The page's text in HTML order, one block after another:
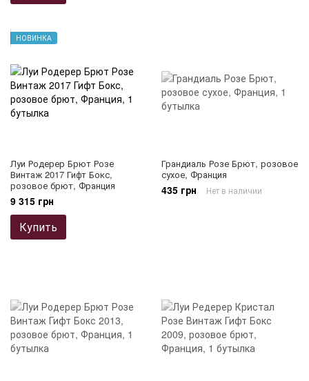
НОВИНКА
Луи Родерер Брют Розе
Винтаж 2017 Гифт Бокс,
розовое брют, Франция
9 315 грн
Купить
Грандиаль Розе Брют, розовое
сухое, Франция
435 грн Нет в наличии